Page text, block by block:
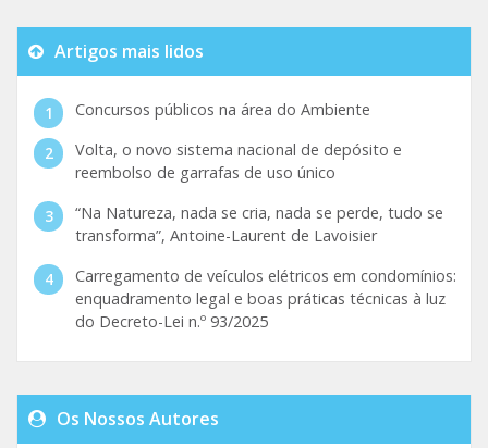
Artigos mais lidos
Concursos públicos na área do Ambiente
Volta, o novo sistema nacional de depósito e
reembolso de garrafas de uso único
“Na Natureza, nada se cria, nada se perde, tudo se
transforma”, Antoine-Laurent de Lavoisier
Carregamento de veículos elétricos em condomínios:
enquadramento legal e boas práticas técnicas à luz
do Decreto-Lei n.º 93/2025
Os Nossos Autores